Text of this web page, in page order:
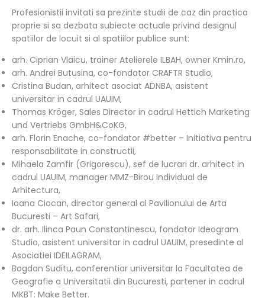
Profesionistii invitati sa prezinte studii de caz din practica
proprie si sa dezbata subiecte actuale privind designul
spatiilor de locuit si al spatiilor publice sunt:
arh. Ciprian Vlaicu, trainer Atelierele ILBAH, owner Kmin.ro,
arh. Andrei Butusina, co-fondator CRAFTR Studio,
Cristina Budan, arhitect asociat ADNBA, asistent
universitar in cadrul UAUIM,
Thomas Kröger, Sales Director in cadrul Hettich Marketing
und Vertriebs GmbH&CoKG,
arh. Florin Enache, co-fondator #better – Initiativa pentru
responsabilitate in constructii,
Mihaela Zamfir (Grigorescu), sef de lucrari dr. arhitect in
cadrul UAUIM, manager MMZ-Birou Individual de
Arhitectura,
Ioana Ciocan, director general al Pavilionului de Arta
Bucuresti – Art Safari,
dr. arh. Ilinca Paun Constantinescu, fondator Ideogram
Studio, asistent universitar in cadrul UAUIM, presedinte al
Asociatiei IDEILAGRAM,
Bogdan Suditu, conferentiar universitar la Facultatea de
Geografie a Universitatii din Bucuresti, partener in cadrul
MKBT: Make Better.